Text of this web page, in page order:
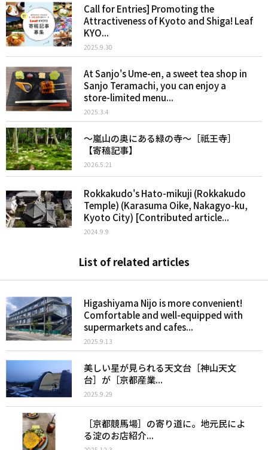
Call for Entries] Promoting the
Attractiveness of Kyoto and Shiga! Leaf
KYO...
2025.9.30
At Sanjo's Ume-en, a sweet tea shop in
Sanjo Teramachi, you can enjoy a
store-limited menu...
2025.3.4
〜嵐山の奥にある緑の寺〜［祇王寺］
【寄稿記事】
2026.5.21
Rokkakudo's Hato-mikuji (Rokkakudo
Temple) (Karasuma Oike, Nakagyo-ku,
Kyoto City) [Contributed article...
2024.9.9
List of related articles
Higashiyama Nijo is more convenient!
Comfortable and well-equipped with
supermarkets and cafes...
2025.9.13
美しい星が見られる天文台［神山天文
台］が［京都産業...
2025.9.29
［京都競馬場］の寄り道に。地元民によ
る淀のお店紹介...